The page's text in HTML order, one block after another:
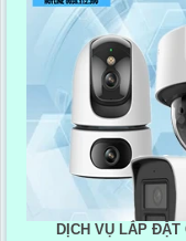
DỊCH VỤ LẮP ĐẶT